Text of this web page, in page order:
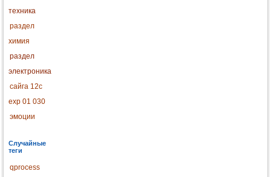
техника
раздел
химия
раздел
электроника
сайга 12с
exp 01 030
эмоции
Случайные
теги
qprocess